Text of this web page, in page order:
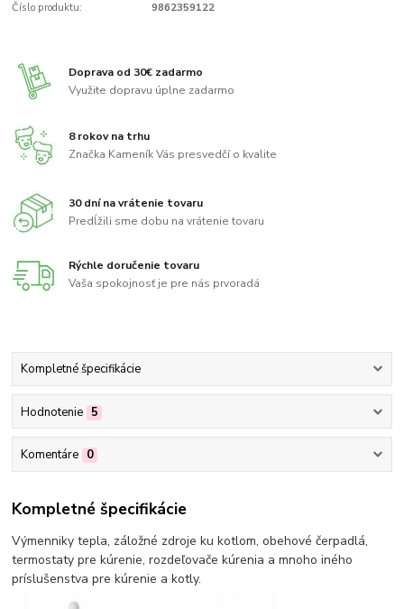
Číslo produktu: 9862359122
Doprava od 30€ zadarmo
Využite dopravu úplne zadarmo
8 rokov na trhu
Značka Kameník Vás presvedčí o kvalite
30 dní na vrátenie tovaru
Predĺžili sme dobu na vrátenie tovaru
Rýchle doručenie tovaru
Vaša spokojnosť je pre nás prvoradá
Kompletné špecifikácie
Hodnotenie 5
Komentáre 0
Kompletné špecifikácie
Výmenniky tepla, záložné zdroje ku kotlom, obehové čerpadlá,
termostaty pre kúrenie, rozdeľovače kúrenia a mnoho iného
príslušenstva pre kúrenie a kotly.